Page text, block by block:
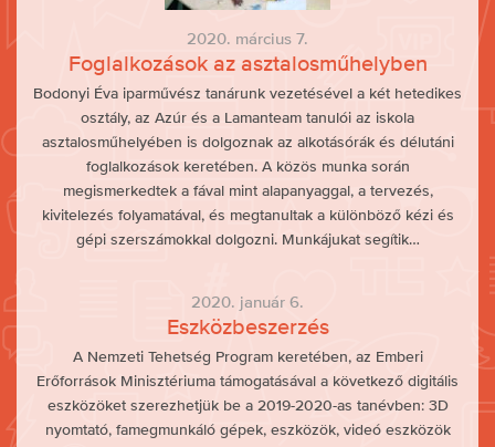
2020. március 7.
Foglalkozások az asztalosműhelyben
Bodonyi Éva iparművész tanárunk vezetésével a két hetedikes
osztály, az Azúr és a Lamanteam tanulói az iskola
asztalosműhelyében is dolgoznak az alkotásórák és délutáni
foglalkozások keretében. A közös munka során
megismerkedtek a fával mint alapanyaggal, a tervezés,
kivitelezés folyamatával, és megtanultak a különböző kézi és
gépi szerszámokkal dolgozni. Munkájukat segítik…
2020. január 6.
Eszközbeszerzés
A Nemzeti Tehetség Program keretében, az Emberi
Erőforrások Minisztériuma támogatásával a következő digitális
eszközöket szerezhetjük be a 2019-2020-as tanévben: 3D
nyomtató, famegmunkáló gépek, eszközök, videó eszközök